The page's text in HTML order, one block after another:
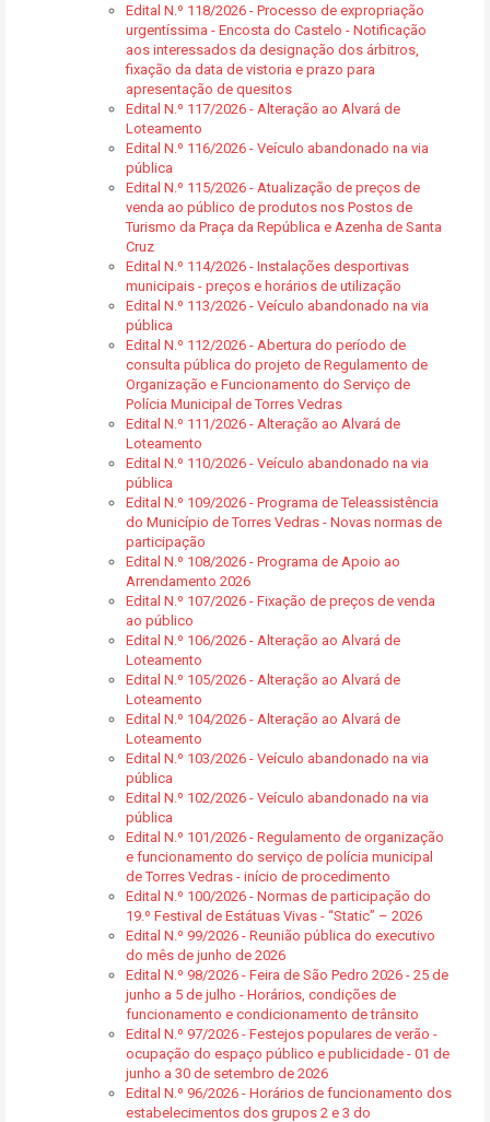
Edital N.º 118/2026 - Processo de expropriação
urgentíssima - Encosta do Castelo - Notificação
aos interessados da designação dos árbitros,
fixação da data de vistoria e prazo para
apresentação de quesitos
Edital N.º 117/2026 - Alteração ao Alvará de
Loteamento
Edital N.º 116/2026 - Veículo abandonado na via
pública
Edital N.º 115/2026 - Atualização de preços de
venda ao público de produtos nos Postos de
Turismo da Praça da República e Azenha de Santa
Cruz
Edital N.º 114/2026 - Instalações desportivas
municipais - preços e horários de utilização
Edital N.º 113/2026 - Veículo abandonado na via
pública
Edital N.º 112/2026 - Abertura do período de
consulta pública do projeto de Regulamento de
Organização e Funcionamento do Serviço de
Polícia Municipal de Torres Vedras
Edital N.º 111/2026 - Alteração ao Alvará de
Loteamento
Edital N.º 110/2026 - Veículo abandonado na via
pública
Edital N.º 109/2026 - Programa de Teleassistência
do Município de Torres Vedras - Novas normas de
participação
Edital N.º 108/2026 - Programa de Apoio ao
Arrendamento 2026
Edital N.º 107/2026 - Fixação de preços de venda
ao público
Edital N.º 106/2026 - Alteração ao Alvará de
Loteamento
Edital N.º 105/2026 - Alteração ao Alvará de
Loteamento
Edital N.º 104/2026 - Alteração ao Alvará de
Loteamento
Edital N.º 103/2026 - Veículo abandonado na via
pública
Edital N.º 102/2026 - Veículo abandonado na via
pública
Edital N.º 101/2026 - Regulamento de organização
e funcionamento do serviço de polícia municipal
de Torres Vedras - início de procedimento
Edital N.º 100/2026 - Normas de participação do
19.º Festival de Estátuas Vivas - “Static” – 2026
Edital N.º 99/2026 - Reunião pública do executivo
do mês de junho de 2026
Edital N.º 98/2026 - Feira de São Pedro 2026 - 25 de
junho a 5 de julho - Horários, condições de
funcionamento e condicionamento de trânsito
Edital N.º 97/2026 - Festejos populares de verão -
ocupação do espaço público e publicidade - 01 de
junho a 30 de setembro de 2026
Edital N.º 96/2026 - Horários de funcionamento dos
estabelecimentos dos grupos 2 e 3 do